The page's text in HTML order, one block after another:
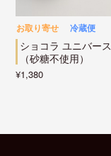
お取り寄せ 冷蔵便
ショコラ ユニバース
（砂糖不使用）
¥1,380